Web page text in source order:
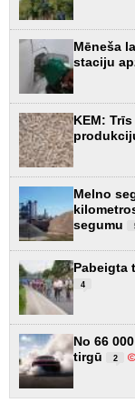
Mēneša
staciju
KEM:
Melno
segumu
Pabeigta
4
No 66
tirgū
2